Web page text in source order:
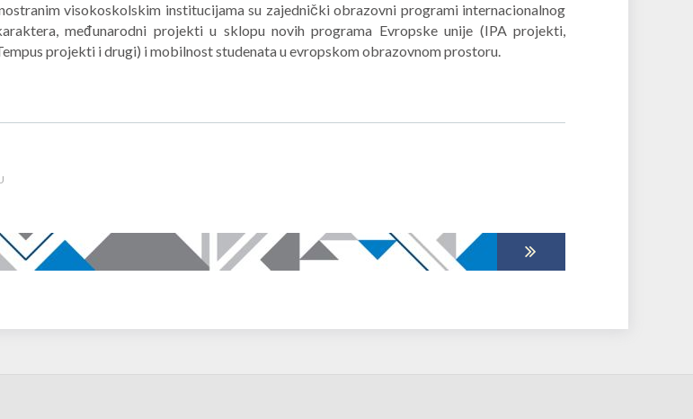
visokoskolskim institucijama su zajednički obrazovni programi internacionalnog
međunarodni projekti u sklopu novih programa Evropske unije (IPA projekti,
projekti i drugi) i mobilnost studenata u evropskom obrazovnom prostoru.